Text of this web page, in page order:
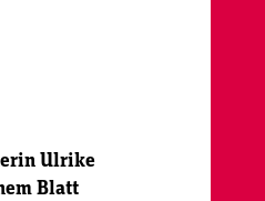
Ulrike
Blatt